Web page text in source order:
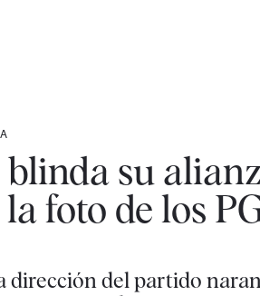
blinda su
foto de los
dirección del partido